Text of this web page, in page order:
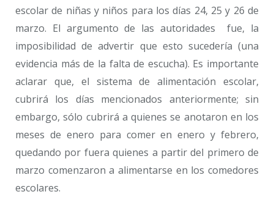
escolar de niñas y niños para los días 24, 25 y 26 de
marzo. El argumento de las autoridades fue, la
imposibilidad de advertir que esto sucedería (una
evidencia más de la falta de escucha). Es importante
aclarar que, el sistema de alimentación escolar,
cubrirá los días mencionados anteriormente; sin
embargo, sólo cubrirá a quienes se anotaron en los
meses de enero para comer en enero y febrero,
quedando por fuera quienes a partir del primero de
marzo comenzaron a alimentarse en los comedores
escolares.